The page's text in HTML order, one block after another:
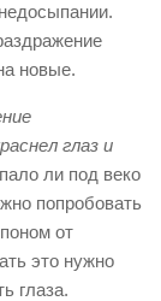
новые.
глаз и
ли под веко
попробовать
от
это нужно
глаза.